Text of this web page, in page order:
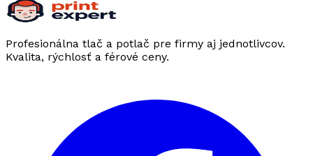
Profesionálna tlač a potlač pre firmy aj jednotlivcov.
Kvalita, rýchlosť a férové ceny.